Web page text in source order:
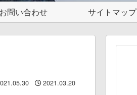
お問い合わせ サイトマップ
2021.03.20